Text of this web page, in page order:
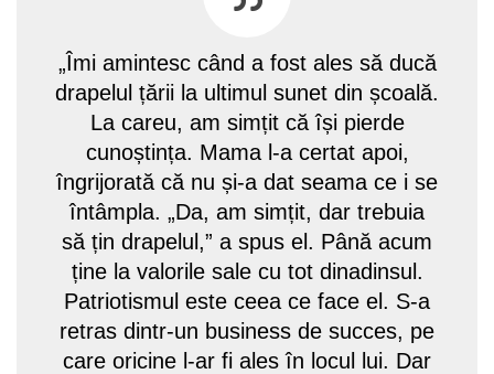
„Îmi amintesc când a fost ales să ducă
drapelul țării la ultimul sunet din școală.
La careu, am simțit că își pierde
cunoștința. Mama l-a certat apoi,
îngrijorată că nu și-a dat seama ce i se
întâmpla. „Da, am simțit, dar trebuia
să țin drapelul,” a spus el. Până acum
ține la valorile sale cu tot dinadinsul.
Patriotismul este ceea ce face el. S-a
retras dintr-un business de succes, pe
care oricine l-ar fi ales în locul lui. Dar